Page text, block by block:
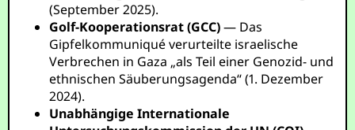
(September 2025).
Golf-Kooperationsrat (GCC)— Das
Gipfelkommuniqué verurteilte israelische
Verbrechen in Gaza „als Teil einer Genozid- und
ethnischen Säuberungsagenda“ (1. Dezember
2024).
Unabhängige Internationale